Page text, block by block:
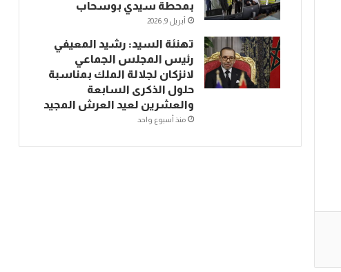
بمحطة سيدي بوسحاب
أبريل 9, 2026
تهنئة السيد: رشيد المعيفي
رئيس المجلس الجماعي
لانزكان لجلالة الملك بمناسبة
حلول الذكرى السابعة
والعشرين لعيد العرش المجيد
منذ أسبوع واحد